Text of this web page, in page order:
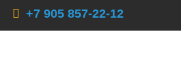
+7 905 857-22-12